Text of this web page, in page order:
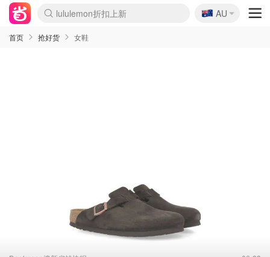
SSENSE年中2.5折
FreshBeauty好价汇总
Cettire降价+叠9折
WWS Coles超市实拍
viagogo二手票捡漏
Myer超级周末
The Outnet奢牌1折起
David Jones 3折起
Flannels大牌1折
Perfumes Club护肤1折
AMIRO面罩$251
Amazon折扣汇总
eToro入金$200送$50
Amazon数码好物
ICONIC本周7.5折
ThedoubleF高奢地板价
Moose Knuckles 6折
丝芙兰5折起
EUFY摄像头$98
Selenichast首饰2折
Trip机票酒店促销
YSL送5件彩妆礼
Amazon家居好物
Amazon美妆护肤
雅漾大喷$8
过敏原检测盒$33
伊索独家赠50ml沐浴露
科颜氏高保湿面霜$29
SEALIFE海洋馆门票6折
丝塔芙大白罐$16
订阅Newsletter送香薰
Cult Beauty 6.8折
Harrods圣诞日历$525
LN-CC奢牌私促3折
d'Alba空姐喷雾$16
EVE LOM套装£56
Bernardelli独家4折
Adore Beauty 6折起
CT圣诞日历
Mytheresa奢品2.7折
Luxury Escapes 9折
Currentbody美容仪$881
MOON Garden Live
Roborock扫地机$649
Tingo Life水杯$24
Valentino官网5折
CR洗护套装$23
修丽可4件套$159
Myer彩妆2件7折
GANNI官网4.5折
Stylevana韩妆4折
Tessabit高奢8.5折
OGX洗发水$11
Amazon阿德莱德次日达
卡诗8.5折+赠礼
Philips Hue灯具8折
🇦🇺
AU
首页 抢好货 女鞋